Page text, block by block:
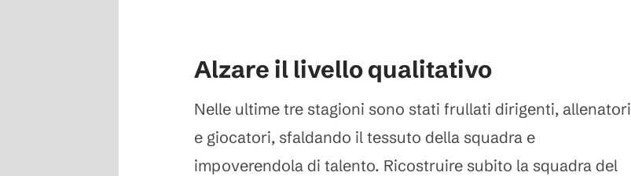
Alzare il livello qualitativo
Nelle ultime tre stagioni sono stati frullati dirigenti, allenatori
e giocatori, sfaldando il tessuto della squadra e
impoverendola di talento. Ricostruire subito la squadra del